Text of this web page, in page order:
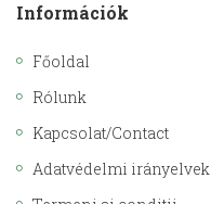
Információk
Főoldal
Rólunk
Kapcsolat/Contact
Adatvédelmi irányelvek